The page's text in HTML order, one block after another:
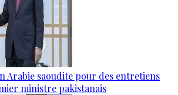
Arabie saoudite pour des entretiens
ministre pakistanais